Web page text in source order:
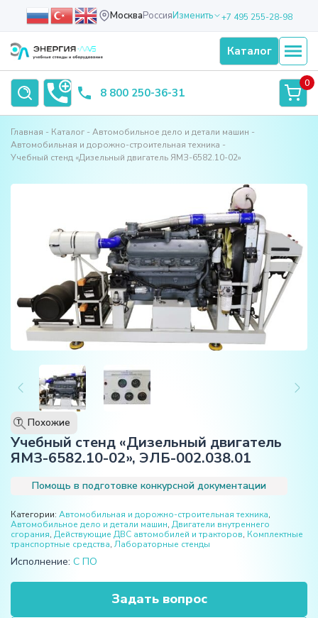
МоскваРоссияИзменить +7 495 255-28-98
Каталог
8 800 250-36-31
0
Главная Каталог
Автомобильное дело и детали машин
Автомобильная и дорожно-строительная техника
Учебный стенд «Дизельный двигатель ЯМЗ-6582.10-02»
T Похожие
Учебный стенд «Дизельный двигатель
ЯМЗ-6582.10-02», ЭЛБ-002.038.01
Помощь в подготовке конкурсной документации
Категории: Автомобильная и дорожно-строительная техника,
Автомобильное дело и детали машин, Двигатели внутреннего
сгорания, Действующие ДВС автомобилей и тракторов, Комплектные
транспортные средства, Лабораторные стенды
Исполнение: С ПО
Задать вопрос